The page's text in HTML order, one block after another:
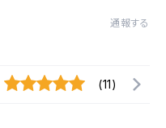
通報する
(11)